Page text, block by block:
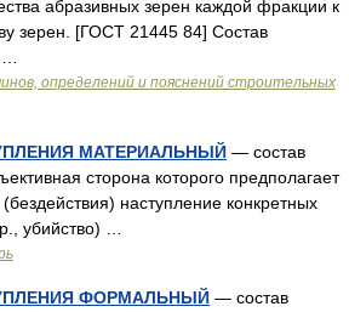
абразивных зерен каждой фракции к
зерен. [ГОСТ 21445 84] Состав
определений и пояснений строительных
МАТЕРИАЛЬНЫЙ — состав
сторона которого предполагает
наступление конкретных
убийство) …
ФОРМАЛЬНЫЙ — состав